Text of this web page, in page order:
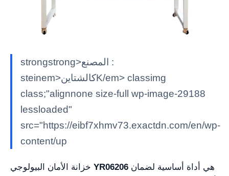
strongstrong>المصنع :
steinem>كالشتاينK/em> classimg
class;"alignnone size-full wp-image-29188
lessloaded"
src="https://eibf7xhmv73.exactdn.com/en/wp-
content/up
YR06206